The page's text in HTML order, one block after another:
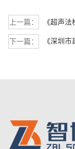
上一篇： 《超声
下一篇： 《深圳